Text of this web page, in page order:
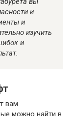
и
и
изучить
и
вам
можно найти в